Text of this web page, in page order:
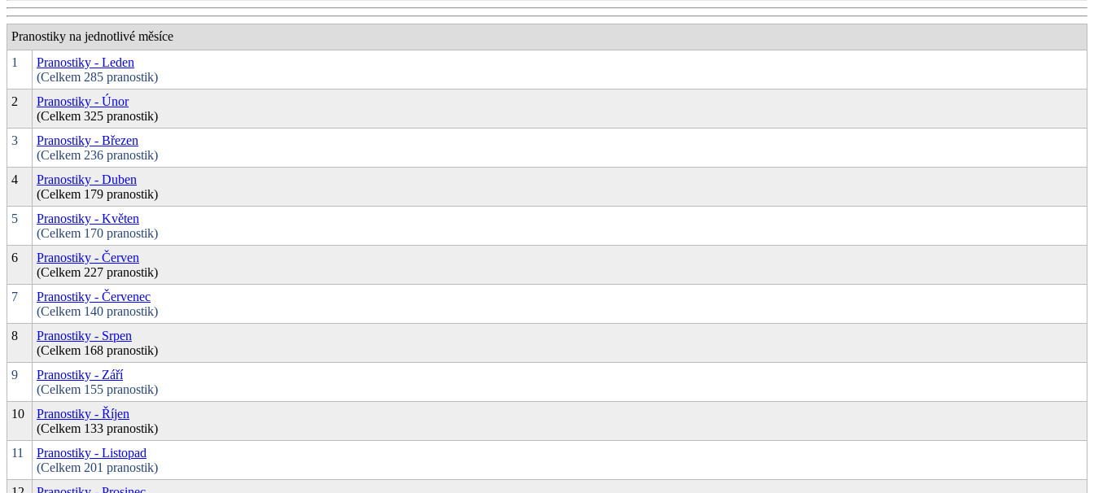
Pranostiky na jednotlivé měsíce
1
Pranostiky - Leden
(Celkem 285 pranostik)
2
Pranostiky - Únor
(Celkem 325 pranostik)
3
Pranostiky - Březen
(Celkem 236 pranostik)
4
Pranostiky - Duben
(Celkem 179 pranostik)
5
Pranostiky - Květen
(Celkem 170 pranostik)
6
Pranostiky - Červen
(Celkem 227 pranostik)
7
Pranostiky - Červenec
(Celkem 140 pranostik)
8
Pranostiky - Srpen
(Celkem 168 pranostik)
9
Pranostiky - Září
(Celkem 155 pranostik)
10
Pranostiky - Říjen
(Celkem 133 pranostik)
11
Pranostiky - Listopad
(Celkem 201 pranostik)